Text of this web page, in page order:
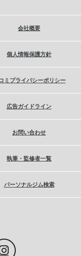
会社概要
個人情報保護方針
ミプライバシーポリシー
広告ガイドライン
お問い合わせ
執筆・監修者一覧
パーソナルジム検索